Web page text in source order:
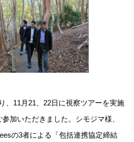
、11月21、22日に視察ツアーを実施
加いただきました。シモジマ様、
の3者による「 包括連携協定締結